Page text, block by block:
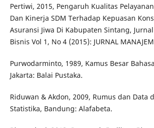
Pertiwi, 2015, Pengaruh Kualitas
Dan Kinerja SDM Terhadap Kepuasan
Asuransi Jiwa Di Kabupaten Sintang,
Bisnis Vol 1, No 4 (2015): JURNAL
Purwodarminto, 1989, Kamus Besar
Jakarta: Balai Pustaka.
Riduwan & Akdon, 2009, Rumus dan Data
Statistika, Bandung: Alafabeta.